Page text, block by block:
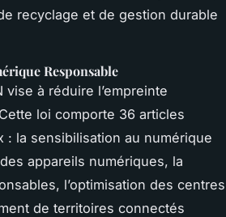
recyclage et de gestion durable
Responsable
vise à réduire l’empreinte
loi comporte 36 articles
la sensibilisation au numérique
appareils numériques, la
l’optimisation des centres
de territoires connectés